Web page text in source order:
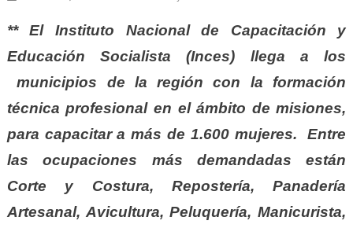
** El Instituto Nacional de Capacitación y
Educación Socialista (Inces) llega a los
municipios de la región con la formación
técnica profesional en el ámbito de misiones,
para capacitar a más de 1.600 mujeres. Entre
las ocupaciones más demandadas están
Corte y Costura, Repostería, Panadería
Artesanal, Avicultura, Peluquería, Manicurista,